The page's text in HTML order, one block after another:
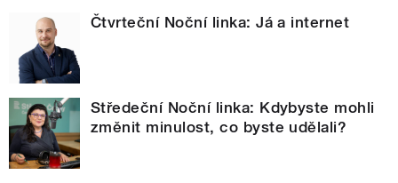
Čtvrteční Noční linka: Já a internet
Středeční Noční linka: Kdybyste mohli
změnit minulost, co byste udělali?